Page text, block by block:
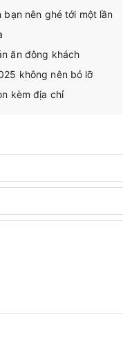
bạn nên ghé tới một lần
ăn đông khách
không nên bỏ lỡ
kèm địa chỉ